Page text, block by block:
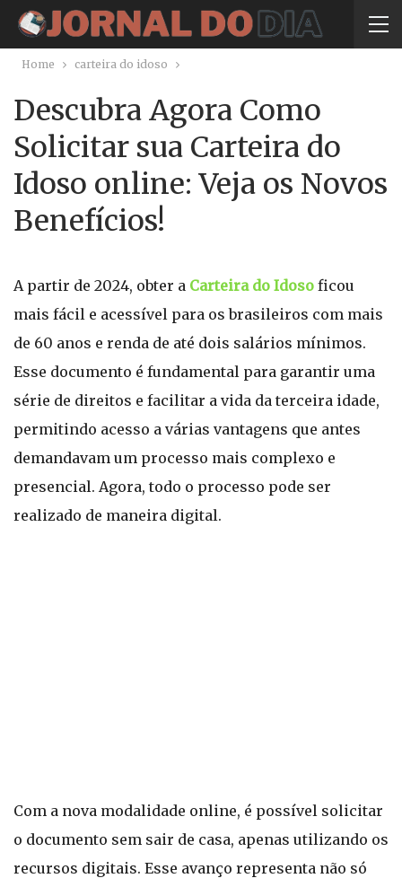
Home carteira do idoso
Descubra Agora Como
Solicitar sua Carteira do
Idoso online: Veja os Novos
Benefícios!
A partir de 2024, obter a Carteira do Idoso ficou
mais fácil e acessível para os brasileiros com mais
de 60 anos e renda de até dois salários mínimos.
Esse documento é fundamental para garantir uma
série de direitos e facilitar a vida da terceira idade,
permitindo acesso a várias vantagens que antes
demandavam um processo mais complexo e
presencial. Agora, todo o processo pode ser
realizado de maneira digital.
Com a nova modalidade online, é possível solicitar
o documento sem sair de casa, apenas utilizando os
recursos digitais. Esse avanço representa não só